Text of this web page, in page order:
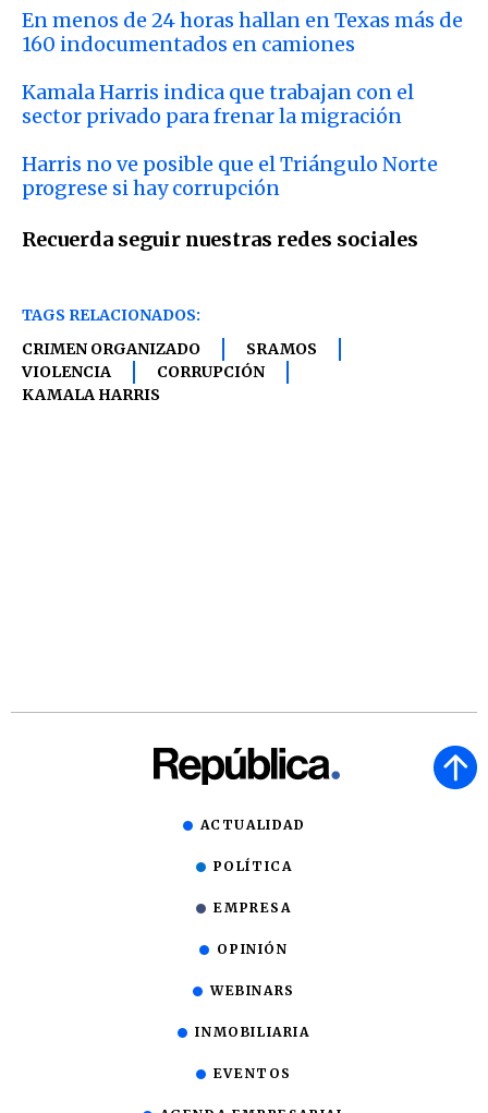
En menos de 24 horas hallan en Texas más de
160 indocumentados en camiones
Kamala Harris indica que trabajan con el
sector privado para frenar la migración
Harris no ve posible que el Triángulo Norte
progrese si hay corrupción
Recuerda seguir nuestras redes sociales
TAGS RELACIONADOS:
CRIMEN ORGANIZADO
SRAMOS
VIOLENCIA
CORRUPCIÓN
KAMALA HARRIS
ACTUALIDAD
POLÍTICA
EMPRESA
OPINIÓN
WEBINARS
INMOBILIARIA
EVENTOS